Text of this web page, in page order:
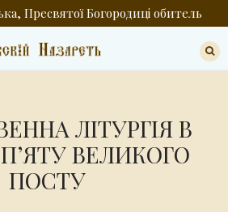
Пресвятої Богородиці обитель
ЛІТУРГІЯ В
ВЕЛИКОГО
ПОСТУ